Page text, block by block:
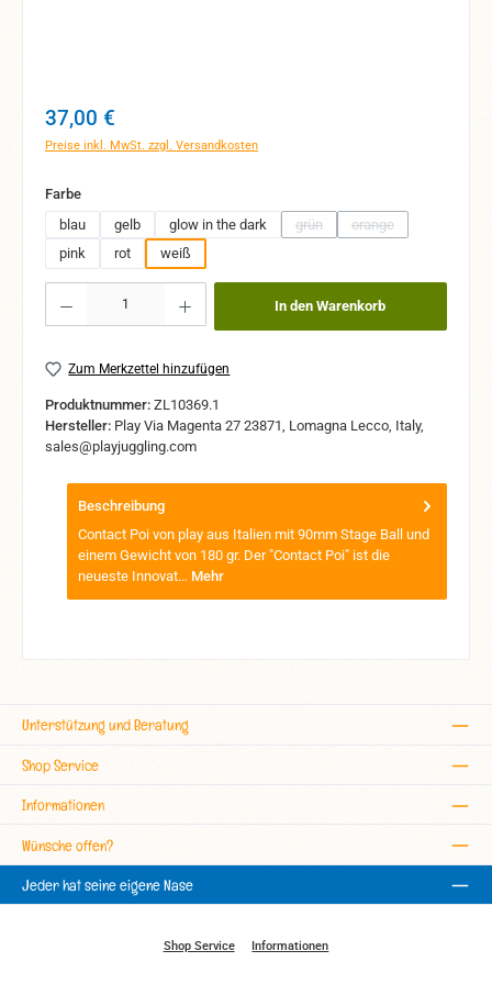
Regulärer Preis:
37,00 €
Preise inkl. MwSt. zzgl. Versandkosten
Farbeauswählen
blau
gelb glow in the dark grün
(Diese Option ist zurzeit nicht
orange
(Diese Option ist
pink rot weiß
In den Warenkorb
Zum Merkzettel hinzufügen
Produktnummer: ZL10369.1
Hersteller: Play Via Magenta 27 23871, Lomagna Lecco, Italy,
sales@playjuggling.com
Beschreibung
Contact Poi von play aus Italien mit 90mm Stage Ball und
einem Gewicht von 180 gr. Der "Contact Poi" ist die
neueste Innovat… Mehr
Unterstützung und Beratung
Shop Service
Informationen
Wünsche offen?
Jeder hat seine eigene Nase
Shop Service Informationen